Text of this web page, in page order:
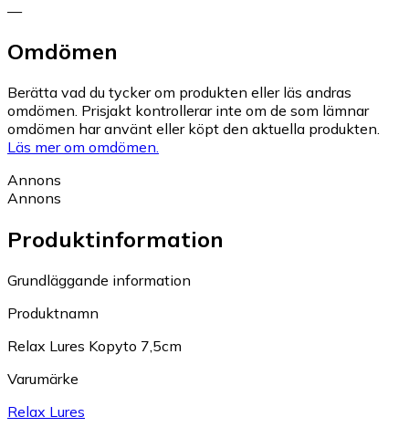
—
Omdömen
Berätta vad du tycker om produkten eller läs andras
omdömen. Prisjakt kontrollerar inte om de som lämnar
omdömen har använt eller köpt den aktuella produkten.
Läs mer om omdömen.
Annons
Annons
Produktinformation
Grundläggande information
Produktnamn
Relax Lures Kopyto 7,5cm
Varumärke
Relax Lures